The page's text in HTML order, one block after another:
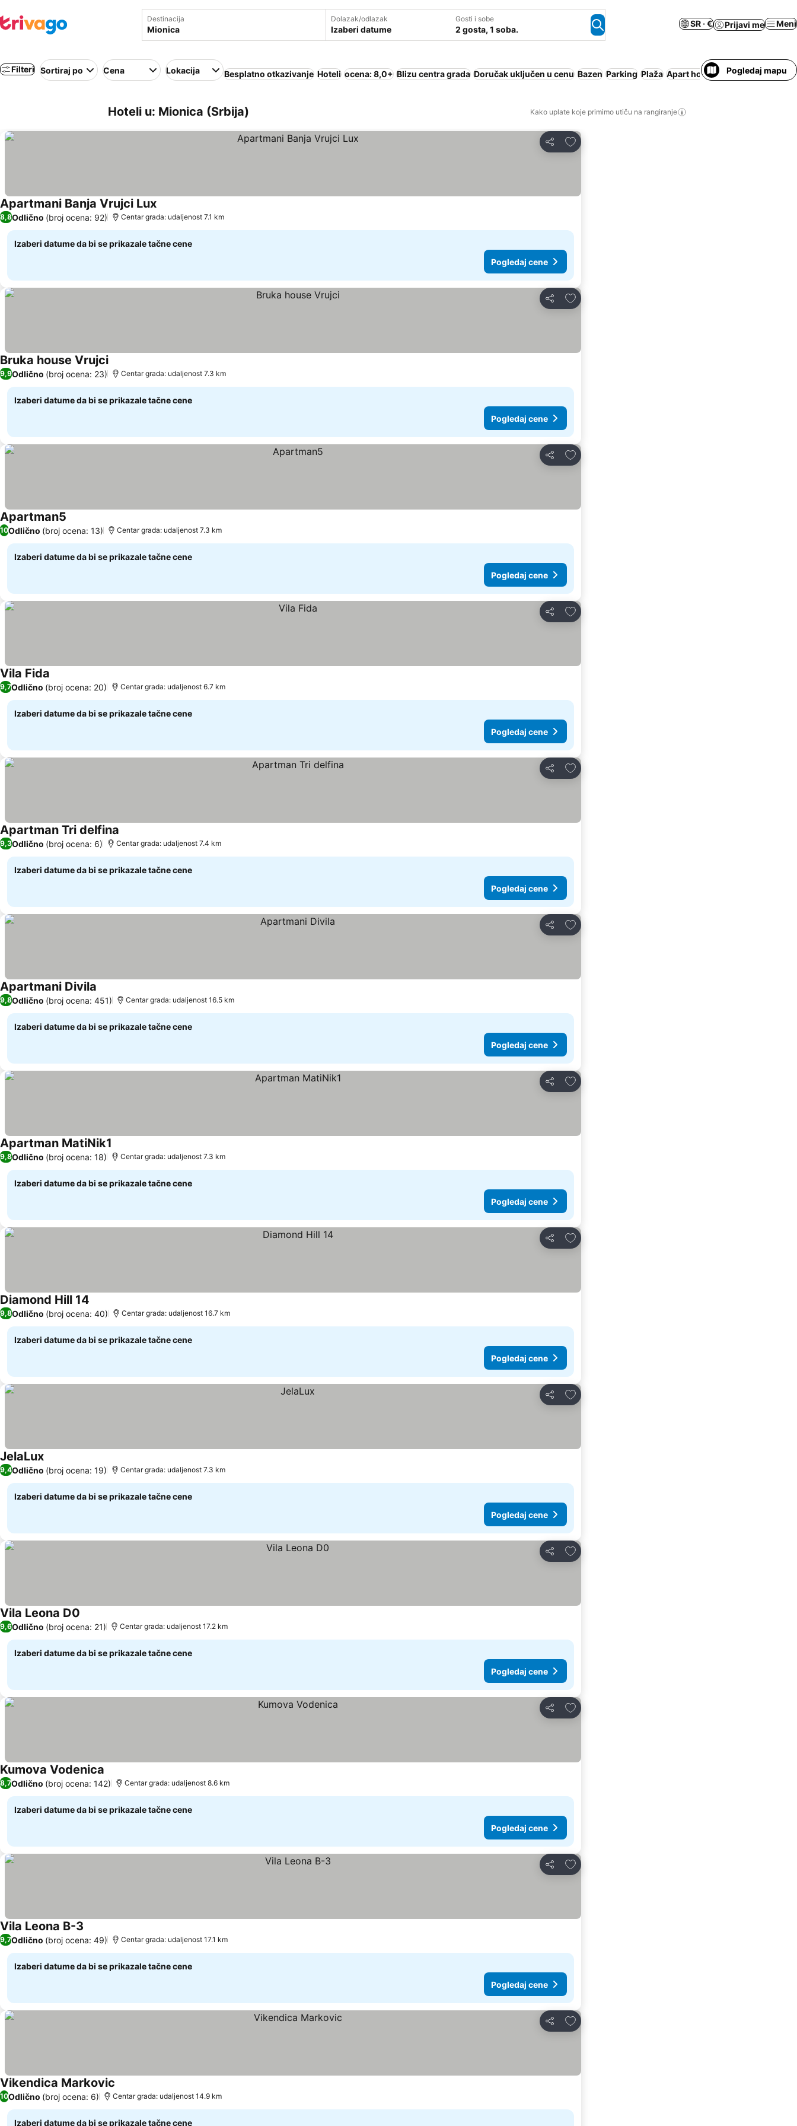
Destinacija Dolazak/odlazak
Izaberi datume
Gosti i sobe
2 gosta, 1 soba.
SR · € Prijavi me Meni
Filteri Sortiraj po Cena Lokacija Besplatno otkazivanje Hoteli ocena: 8,0+ Blizu centra grada Doručak uključen u cenu Bazen Parking Plaža Apart hotel Pogledaj mapu
Hoteli u: Mionica (Srbija) Kako uplate koje primimo utiču na rangiranje
Deli
Dodati u favorite
Apartmani Banja Vrujci Lux
8,8Odlično (broj ocena: 92) Centar grada: udaljenost 7.1 km
Izaberi datume da bi se prikazale tačne cene
Pogledaj cene
Deli
Dodati u favorite
Bruka house Vrujci
9,9Odlično (broj ocena: 23) Centar grada: udaljenost 7.3 km
Izaberi datume da bi se prikazale tačne cene
Pogledaj cene
Deli
Dodati u favorite
Apartman5
10Odlično (broj ocena: 13) Centar grada: udaljenost 7.3 km
Izaberi datume da bi se prikazale tačne cene
Pogledaj cene
Deli
Dodati u favorite
Vila Fida
9,7Odlično (broj ocena: 20) Centar grada: udaljenost 6.7 km
Izaberi datume da bi se prikazale tačne cene
Pogledaj cene
Deli
Dodati u favorite
Apartman Tri delfina
9,3Odlično (broj ocena: 6) Centar grada: udaljenost 7.4 km
Izaberi datume da bi se prikazale tačne cene
Pogledaj cene
Deli
Dodati u favorite
Apartmani Divila
9,8Odlično (broj ocena: 451) Centar grada: udaljenost 16.5 km
Izaberi datume da bi se prikazale tačne cene
Pogledaj cene
Deli
Dodati u favorite
Apartman MatiNik1
9,8Odlično (broj ocena: 18) Centar grada: udaljenost 7.3 km
Izaberi datume da bi se prikazale tačne cene
Pogledaj cene
Deli
Dodati u favorite
Diamond Hill 14
9,8Odlično (broj ocena: 40) Centar grada: udaljenost 16.7 km
Izaberi datume da bi se prikazale tačne cene
Pogledaj cene
Deli
Dodati u favorite
JelaLux
9,4Odlično (broj ocena: 19) Centar grada: udaljenost 7.3 km
Izaberi datume da bi se prikazale tačne cene
Pogledaj cene
Deli
Dodati u favorite
Vila Leona D0
9,6Odlično (broj ocena: 21) Centar grada: udaljenost 17.2 km
Izaberi datume da bi se prikazale tačne cene
Pogledaj cene
Deli
Dodati u favorite
Kumova Vodenica
8,7Odlično (broj ocena: 142) Centar grada: udaljenost 8.6 km
Izaberi datume da bi se prikazale tačne cene
Pogledaj cene
Deli
Dodati u favorite
Vila Leona B-3
9,7Odlično (broj ocena: 49) Centar grada: udaljenost 17.1 km
Izaberi datume da bi se prikazale tačne cene
Pogledaj cene
Deli
Dodati u favorite
Vikendica Markovic
10Odlično (broj ocena: 6) Centar grada: udaljenost 14.9 km
Izaberi datume da bi se prikazale tačne cene